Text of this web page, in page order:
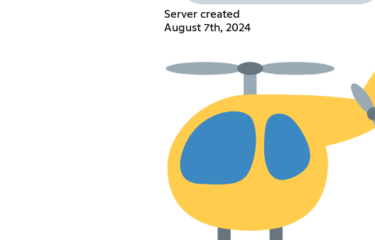
Server created
August 7th, 2024